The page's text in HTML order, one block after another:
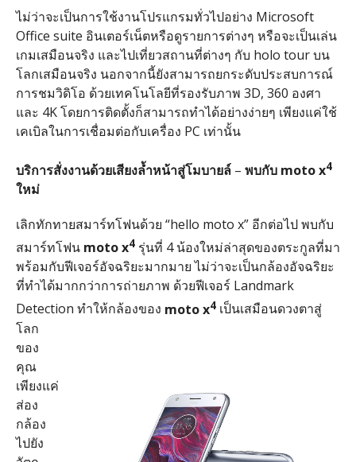
ไม่ว่าจะเป็นการใช้งานโปรแกรมทั่วไปอย่าง Microsoft
Office suite อินเตอร์เน็ตหรือดูรายการต่างๆ หรือจะเป็นเล่น
เกมเสมือนจริง และไปเที่ยวสถานที่ต่างๆ กับ holo tour บน
โลกเสมือนจริง นอกจากนี้ยังสามารถยกระดับประสบการณ์
การชมวิดิโอ ด้วยเทคโนโลยีที่รองรับภาพ 3D, 360 องศา
และ 4K โดยการติดตั้งก็สามารถทำได้อย่างง่ายๆ เพียงแค่ใช้
เคเบิลในการเชื่อมต่อกับเครื่อง PC เท่านั้น
บริการสั่งงานด้วยเสียงล้ำหน้าสู่โมบายล์ – พบกับ moto x4
ใหม่
เลิกทักทายสมาร์ทโฟนด้วย “hello moto x” อีกต่อไป พบกับ
สมาร์ทโฟน moto x4รุ่นที่ 4 น้องใหม่ล่าสุดของตระกูลที่มา
พร้อมกับฟีเจอร์อัจฉริยะมากมาย ไม่ว่าจะเป็นกล้องอัจฉริยะ
ที่ทำได้มากกว่าการถ่ายภาพ ด้วยฟีเจอร์ Landmark
Detection ทำให้กล้องของ moto x4 เป็นเสมือนดวงตาสู่
โลก
ของ
คุณ
เพียงแค่
ส่อง
กล้อง
ไปยัง